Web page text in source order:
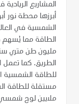
المشاريع
أبرزها محطة نور
الطاقة مما يُسهم
الطريق. كما
للطاقة الشمسية